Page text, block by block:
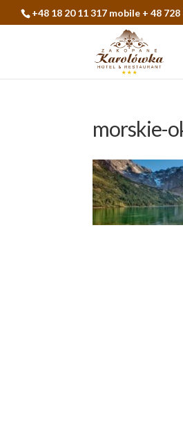
+48 18 20 11 317 mobile + 48
morskie-